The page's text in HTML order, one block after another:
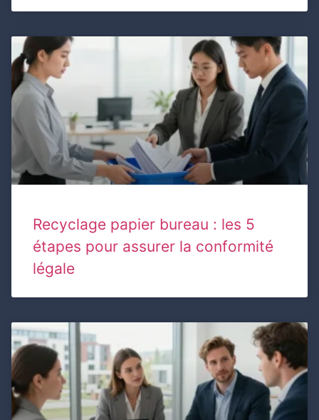
Recyclage papier bureau : les 5
étapes pour assurer la conformité
légale